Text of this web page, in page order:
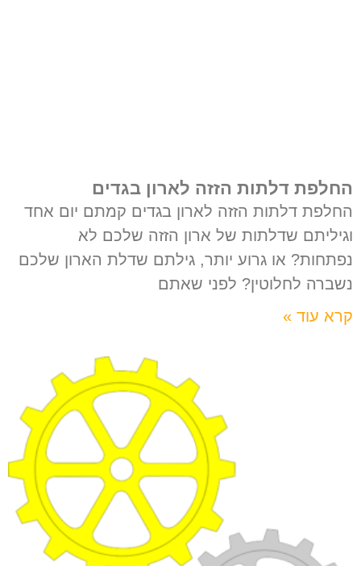
החלפת דלתות הזזה לארון בגדים
החלפת דלתות הזזה לארון בגדים קמתם יום אחד
וגיליתם שדלתות של ארון הזזה שלכם לא
נפתחות? או גרוע יותר, גילתם שדלת הארון שלכם
נשברה לחלוטין? לפני שאתם
קרא עוד »